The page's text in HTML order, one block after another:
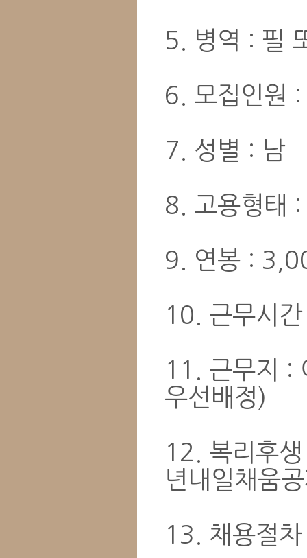
5. 병역 : 필
6. 모집인원
7. 성별 : 남
8. 고용형태 :
9. 연봉 :
10. 근무시
11. 근무지 :
우선배정)
12. 복리후
년내일채움
13. 채용절